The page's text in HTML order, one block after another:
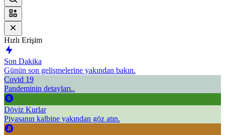
Hızlı Erişim
Son Dakika
Günün son gelişmelerine yakından bakın.
Covid 19
Pandeminin detayları..
Döviz Kurlar
Piyasanın kalbine yakından göz atın.